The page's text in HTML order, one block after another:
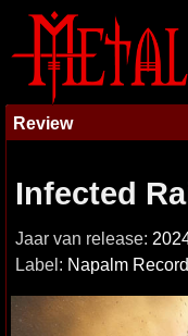
Review
Infected
Jaar van release:
Label: Napalm